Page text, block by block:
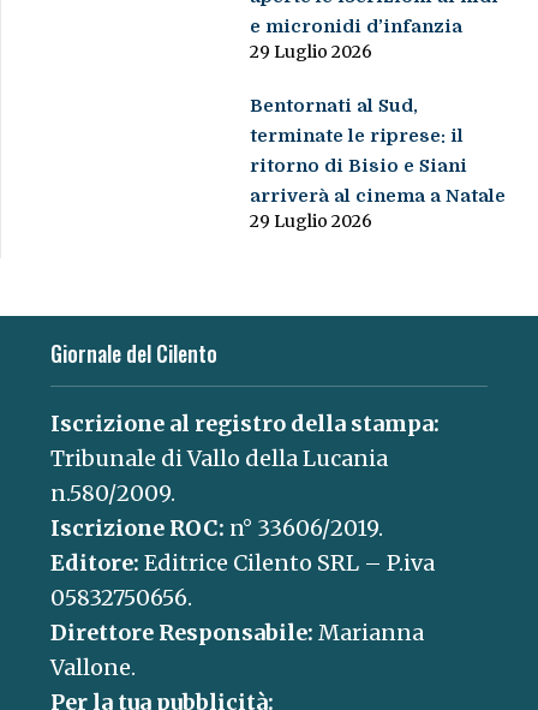
e micronidi d’infanzia
29 Luglio 2026
Bentornati al Sud,
terminate le riprese: il
ritorno di Bisio e Siani
arriverà al cinema a Natale
29 Luglio 2026
Giornale del Cilento
Iscrizione al registro della stampa:
Tribunale di Vallo della Lucania
n.580/2009.
Iscrizione ROC: n° 33606/2019.
Editore: Editrice Cilento SRL – P.iva
05832750656.
Direttore Responsabile: Marianna
Vallone.
Per la tua pubblicità: